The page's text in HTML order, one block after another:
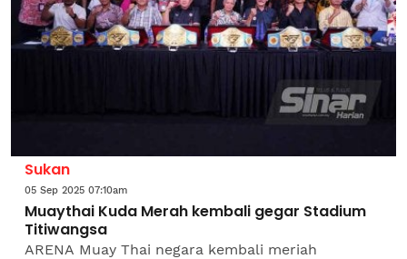
Sukan
05 Sep 2025 07:10am
Muaythai Kuda Merah kembali gegar Stadium
Titiwangsa
ARENA Muay Thai negara kembali meriah